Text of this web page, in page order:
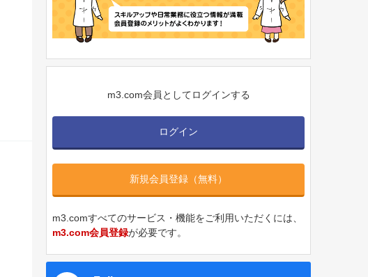
m3.com会員としてログインする
ログイン
新規会員登録（無料）
m3.comすべてのサービス・機能をご利用いただくには、
m3.com会員登録が必要です。